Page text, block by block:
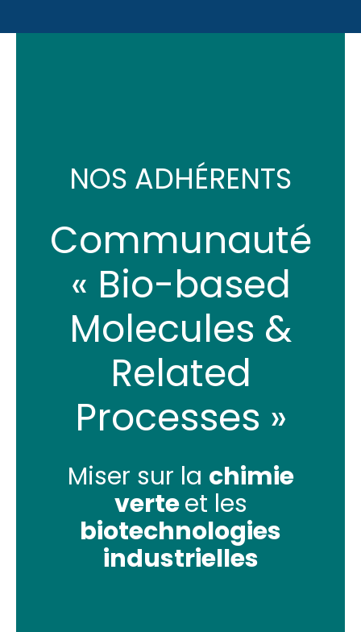
NOS ADHÉRENTS
Communauté
« Bio-based
Molecules &
Related
Processes »
Miser sur la chimie
verteet les
biotechnologies
industrielles